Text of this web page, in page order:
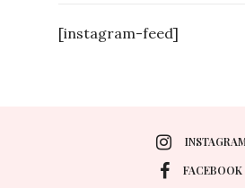
[instagram-feed]
FACEBOOK